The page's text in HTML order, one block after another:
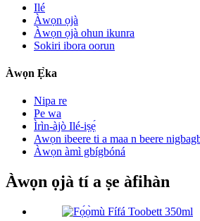
Ilé
Àwọn ọjà
Àwọn ọjà ohun ikunra
Sokiri ibora oorun
Àwọn Ẹ̀ka
Nipa re
Pe wa
Ìrìn-àjò Ilé-iṣẹ́
Awọn ibeere ti a maa n beere
Àwọn àmì gbígbóná
Àwọn ọjà tí a ṣe àfihàn